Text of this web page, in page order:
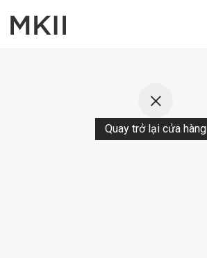
Quay trở lại cửa hàng